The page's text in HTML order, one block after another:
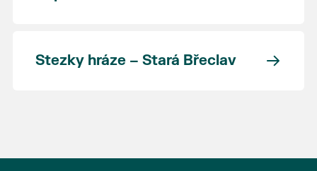
Stezky hráze – Stará Břeclav